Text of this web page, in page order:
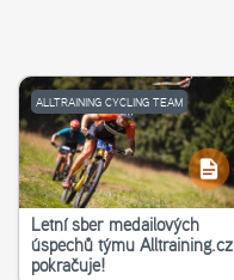
ALLTRAINING CYCLING TEAM
Letní sběr medailových
úspěchů týmu Alltraining.cz
pokračuje!